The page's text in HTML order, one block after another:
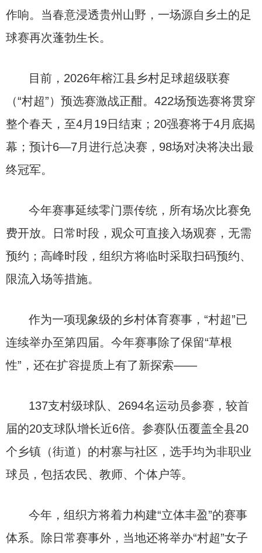
作响。当春意浸透贵州山野，一场源自乡土的足
球赛再次蓬勃生长。
目前，2026年榕江县乡村足球超级联赛
（“村超”）预选赛激战正酣。422场预选赛将贯穿
整个春天，至4月19日结束；20强赛将于4月底揭
幕；预计6—7月进行总决赛，98场对决将决出最
终冠军。
今年赛事延续零门票传统，所有场次比赛免
费开放。日常时段，观众可直接入场观赛，无需
预约；高峰时段，组织方将临时采取扫码预约、
限流入场等措施。
作为一项现象级的乡村体育赛事，“村超”已
连续举办至第四届。今年赛事除了保留“草根
性”，还在扩容提质上有了新探索——
137支村级球队、2694名运动员参赛，较首
届的20支球队增长近6倍。参赛队伍覆盖全县20
个乡镇（街道）的村寨与社区，选手均为非职业
球员，包括农民、教师、个体户等。
今年，组织方将着力构建“立体丰盈”的赛事
体系。除日常赛事外，当地还将举办“村超”女子